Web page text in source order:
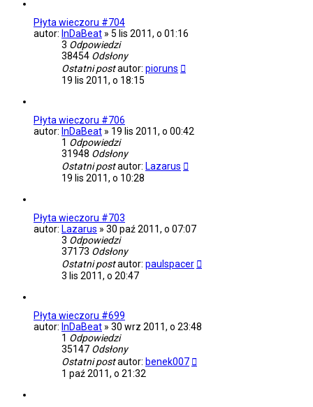
Płyta wieczoru #704
autor: InDaBeat » 5 lis 2011, o 01:16
3 Odpowiedzi
38454 Odsłony
Ostatni postautor: pioruns
19 lis 2011, o 18:15
Płyta wieczoru #706
autor: InDaBeat » 19 lis 2011, o 00:42
1 Odpowiedzi
31948 Odsłony
Ostatni postautor: Lazarus
19 lis 2011, o 10:28
Płyta wieczoru #703
autor: Lazarus » 30 paź 2011, o 07:07
3 Odpowiedzi
37173 Odsłony
Ostatni postautor: paulspacer
3 lis 2011, o 20:47
Płyta wieczoru #699
autor: InDaBeat » 30 wrz 2011, o 23:48
1 Odpowiedzi
35147 Odsłony
Ostatni postautor: benek007
1 paź 2011, o 21:32